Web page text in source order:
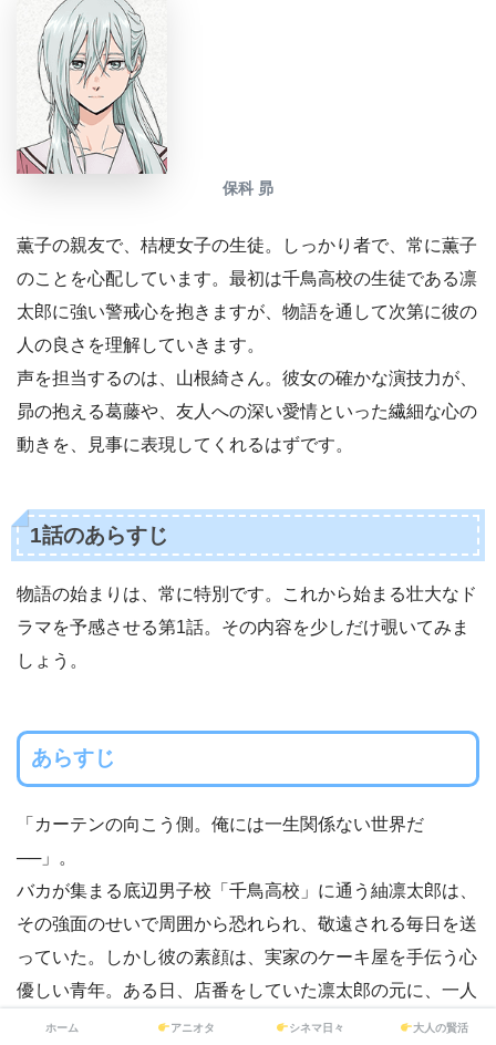
保科 昴
薫子の親友で、桔梗女子の生徒。しっかり者で、常に薫子
のことを心配しています。最初は千鳥高校の生徒である凛
太郎に強い警戒心を抱きますが、物語を通して次第に彼の
人の良さを理解していきます。
声を担当するのは、山根綺さん。彼女の確かな演技力が、
昴の抱える葛藤や、友人への深い愛情といった繊細な心の
動きを、見事に表現してくれるはずです。
1話のあらすじ
物語の始まりは、常に特別です。これから始まる壮大なド
ラマを予感させる第1話。その内容を少しだけ覗いてみま
しょう。
あらすじ
「カーテンの向こう側。俺には一生関係ない世界だ
──」。
バカが集まる底辺男子校「千鳥高校」に通う紬凛太郎は、
その強面のせいで周囲から恐れられ、敬遠される毎日を送
っていた。しかし彼の素顔は、実家のケーキ屋を手伝う心
優しい青年。ある日、店番をしていた凛太郎の元に、一人
の少女が客として訪れる。彼女は、隣接するお嬢様学校
ホーム アニオタ シネマ日々 大人の賢活